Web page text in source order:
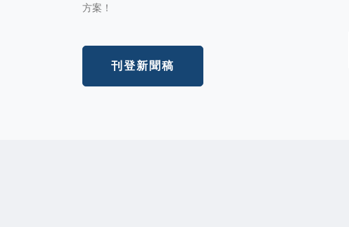
方案！
刊登新聞稿